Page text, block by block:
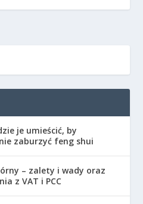
je umieścić, by
zaburzyć feng shui
– zalety i wady oraz
z VAT i PCC